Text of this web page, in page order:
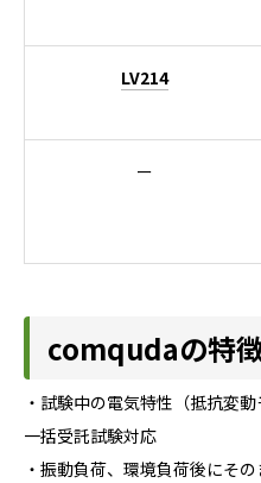
LV214
ー
comqudaの特
・試験中の電気特性（抵抗変
一括受託試験対応
・振動負荷、環境負荷後にそ